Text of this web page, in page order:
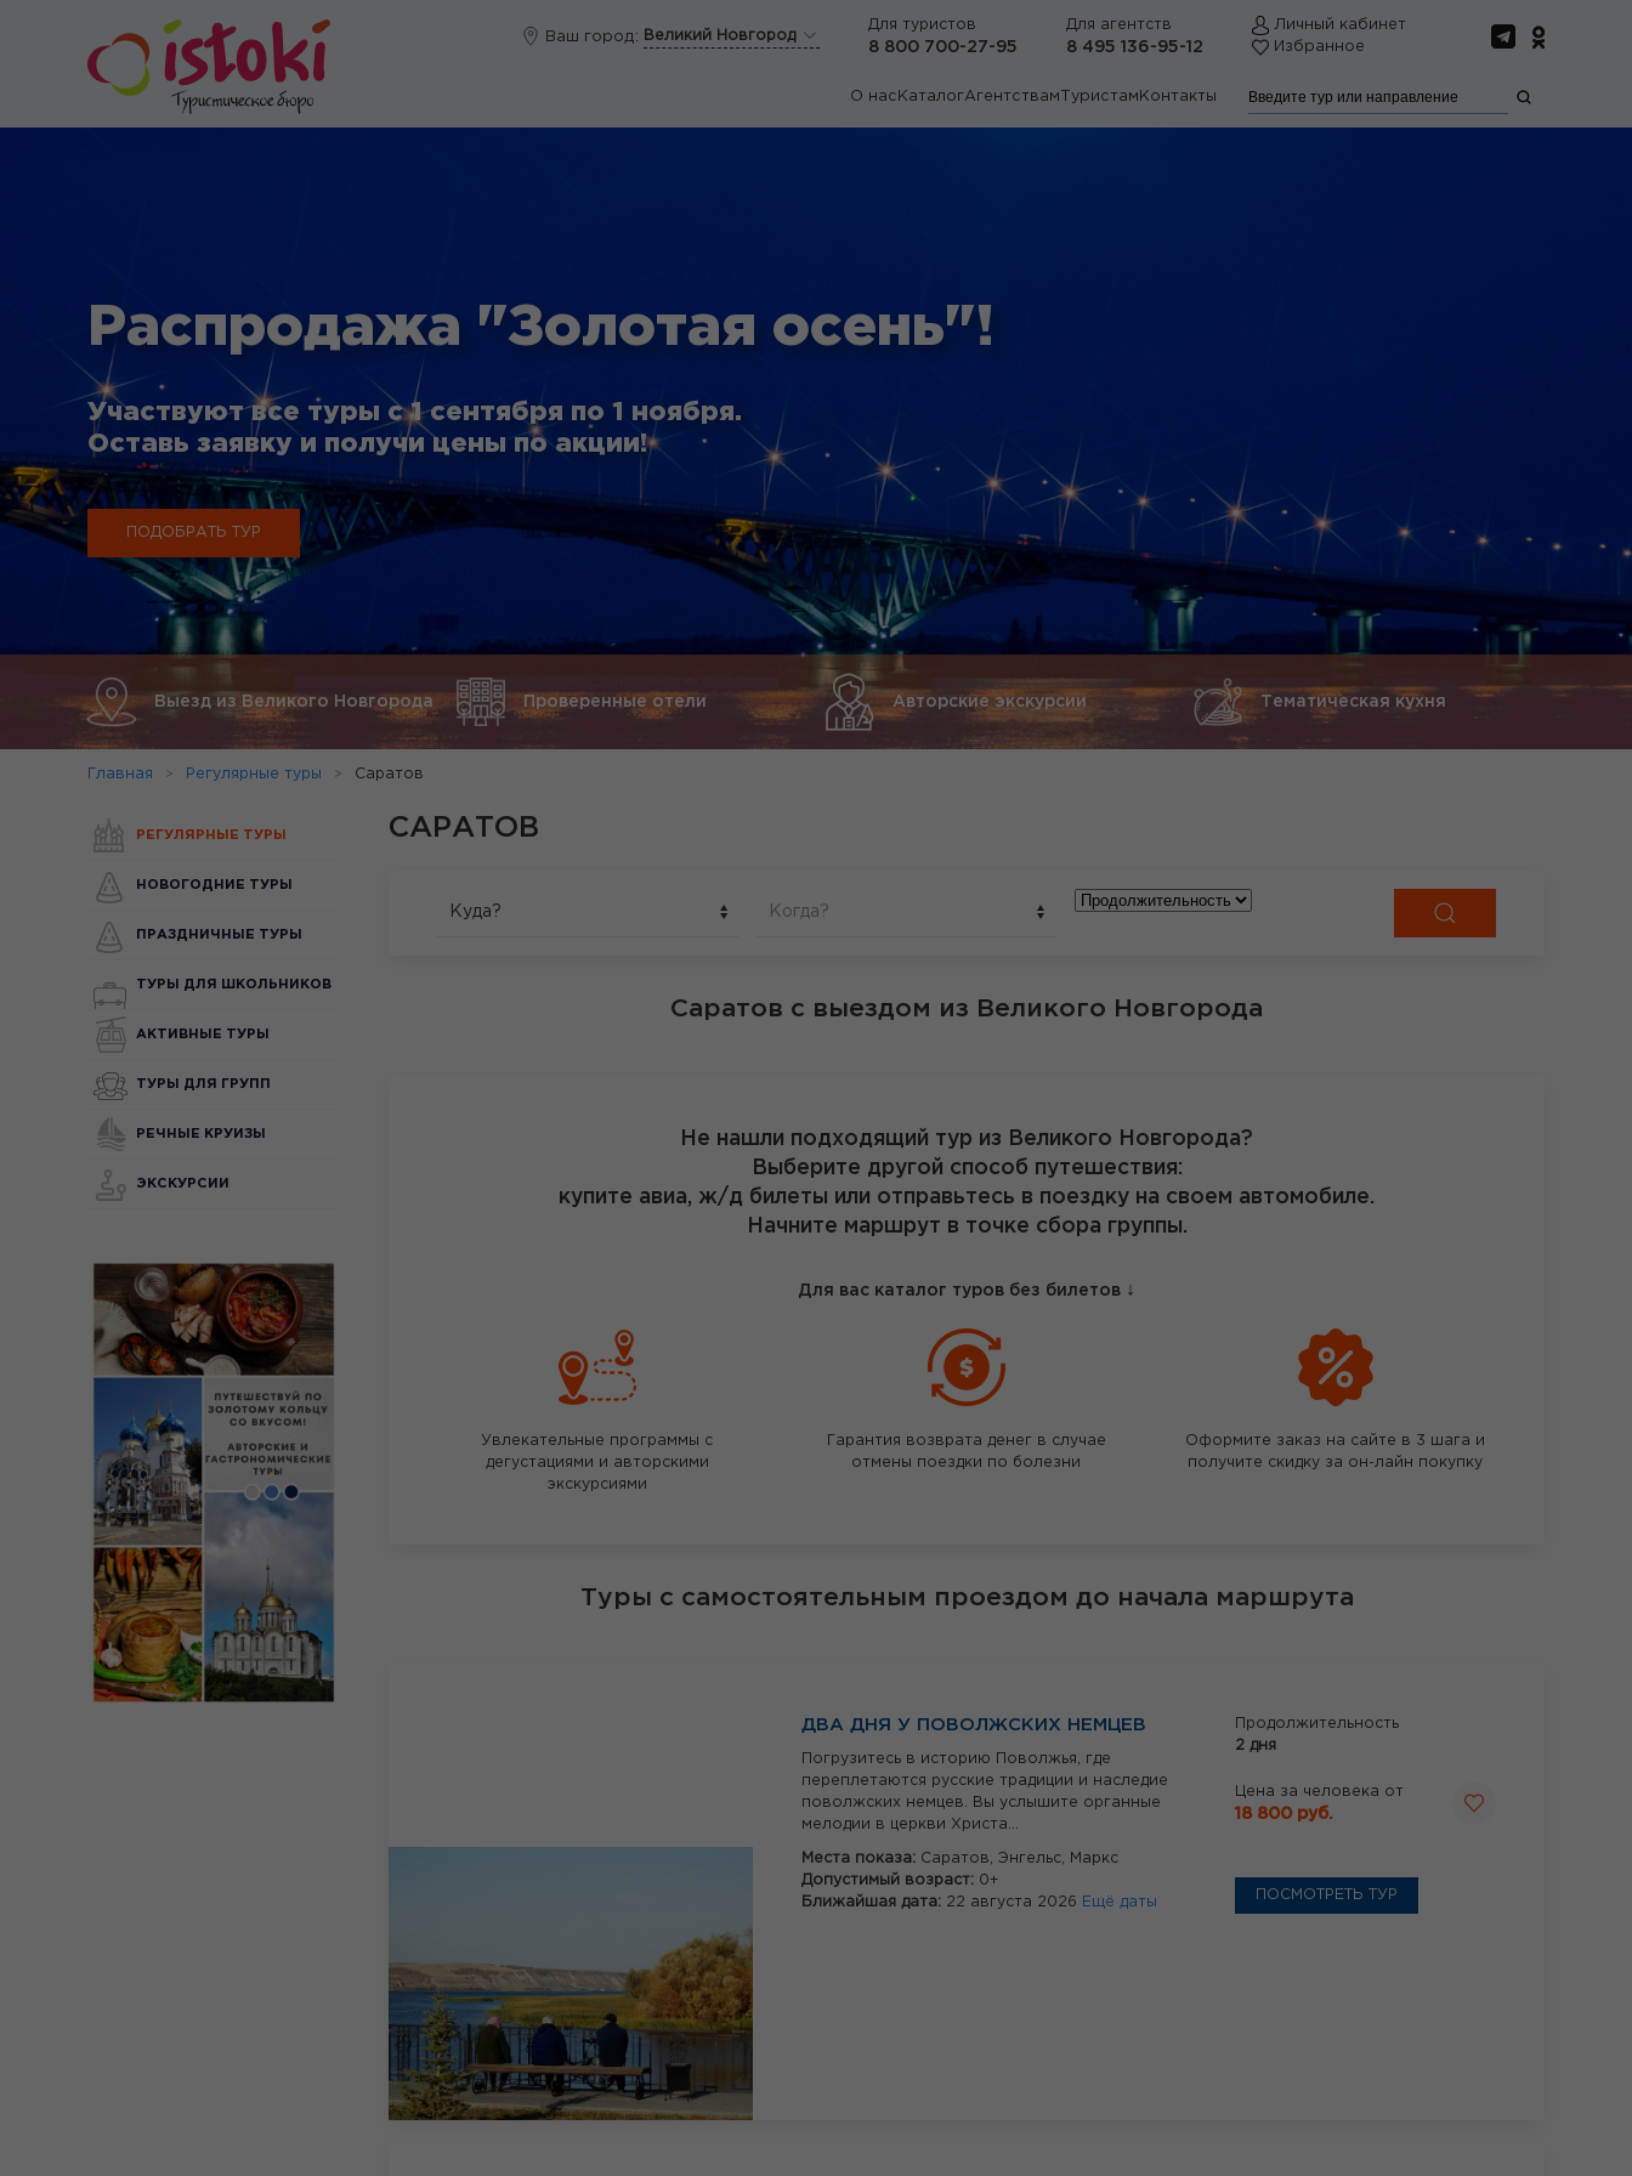
Ваш город: Великий Новгород
Для туристов
8 800 700-27-95
Для агентств
8 495 136-95-12
Личный кабинет
Избранное
О нас КаталогАгентствам Туристам Контакты
Распродажа "Золотая осень"!
Участвуют все туры с 1 сентября по 1 ноября.
Оставь заявку и получи цены по акции!
ПОДОБРАТЬ ТУР
Выезд из Великого Новгорода Проверенные отели Авторские экскурсии Тематическая кухня
Главная Регулярные туры Саратов
САРАТОВ
Куда? Когда?
Саратов с выездом из Великого Новгорода
Не нашли подходящий тур из Великого Новгорода?
Выберите другой способ путешествия:
купите авиа, ж/д билеты или отправьтесь в поездку на своем автомобиле.
Начните маршрут в точке сбора группы.
Для вас каталог туров без билетов ↓
Увлекательные программы с
дегустациями и авторскими
экскурсиями
Гарантия возврата денег в случае
отмены поездки по болезни
Оформите заказ на сайте в 3 шага и
получите скидку за он-лайн покупку
Туры с самостоятельным проездом до начала маршрута
ДВА ДНЯ У ПОВОЛЖСКИХ НЕМЦЕВ
Погрузитесь в историю Поволжья, где
переплетаются русские традиции и наследие
поволжских немцев. Вы услышите органные
мелодии в церкви Христа...
Места показа: Саратов, Энгельс,
Маркс
Допустимый возраст: 0+
Ближайшая дата: 22 августа 2026 Ещё даты
Продолжительность
2 дня
Цена за человека от
18 800 руб.
ПОСМОТРЕТЬ ТУР
РЕГУЛЯРНЫЕ ТУРЫ
НОВОГОДНИЕ ТУРЫ
ПРАЗДНИЧНЫЕ ТУРЫ
ТУРЫ ДЛЯ ШКОЛЬНИКОВ
АКТИВНЫЕ ТУРЫ
ТУРЫ ДЛЯ ГРУПП
РЕЧНЫЕ КРУИЗЫ
ЭКСКУРСИИ